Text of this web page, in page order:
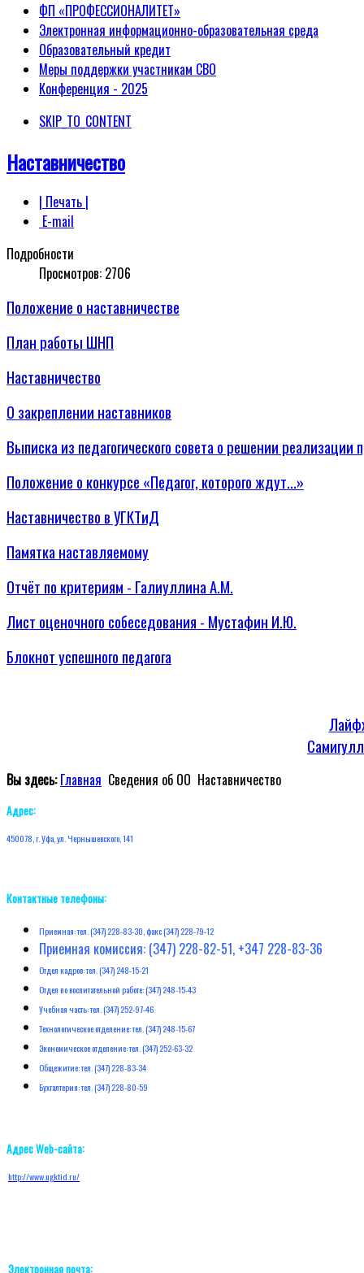
ФП «ПРОФЕССИОНАЛИТЕТ»
Электронная информационно-образовательная среда
Образовательный кредит
Меры поддержки участникам СВО
Конференция - 2025
SKIP_TO_CONTENT
Наставничество
| Печать |
E-mail
Подробности
Просмотров: 2706
Положение о наставничестве
План работы ШНП
Наставничество
О закреплении наставников
Выписка из педагогического совета о решении реализации
Положение о конкурсе «Педагог, которого ждут...»
Наставничество в УГКТиД
Памятка наставляемому
Отчёт по критериям - Галиуллина А.М.
Лист оценочного собеседования - Мустафин И.Ю.
Блокнот успешного педагога
Вы здесь:Главная Сведения об ОО Наставничество
Адрес:
450078, г. Уфа, ул. Чернышевского, 141
Контактные телефоны:
Приемная: тел. (347) 228-83-30, факс (347) 228-79-12
Приемная комиссия: (347) 228-82-51, +347 228-83-36
Отдел кадров: тел. (347) 248-15-21
Отдел по воспитательной работе: (347) 248-15-43
Учебная часть: тел. (347) 252-97-46
Технологическое отделение: тел. (347) 248-15-67
Экономическое отделение: тел. (347) 252-63-32
Общежитие: тел. (347) 228-83-34
Бухгалтерия: тел. (347) 228-80-59
Адрес Web-сайта:
http://www.ugktid.ru/
Электронная почта: